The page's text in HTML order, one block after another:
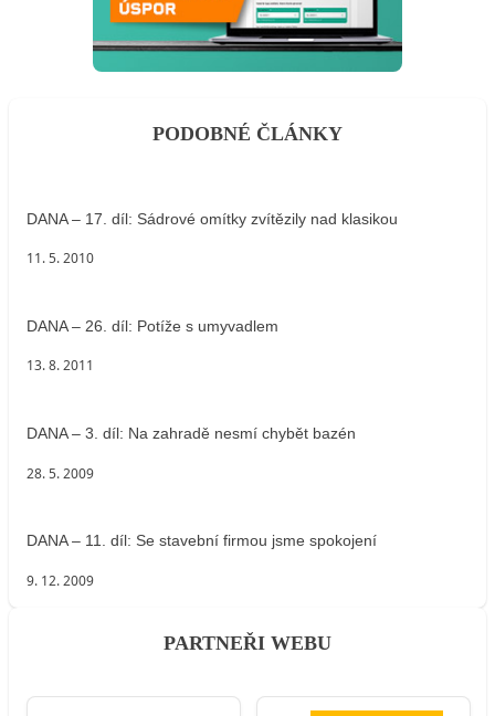
PODOBNÉ ČLÁNKY
DANA – 17. díl: Sádrové omítky zvítězily nad klasikou
11. 5. 2010
DANA – 26. díl: Potíže s umyvadlem
13. 8. 2011
DANA – 3. díl: Na zahradě nesmí chybět bazén
28. 5. 2009
DANA – 11. díl: Se stavební firmou jsme spokojení
9. 12. 2009
PARTNEŘI WEBU